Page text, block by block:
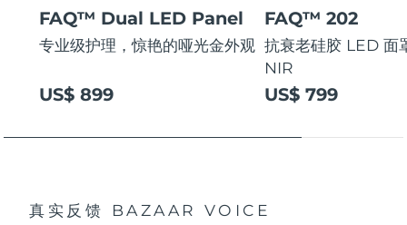
FAQ™ Dual LED Panel
专业级护理，惊艳的哑光金外观
US$ 899
FAQ™ 202
抗衰老硅胶 LED 面
NIR
US$ 799
真实反馈 BAZAAR VOICE